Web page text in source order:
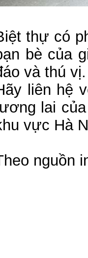
thự có
bè của
và thú
liên hệ
lai
vực Hà
nguồn